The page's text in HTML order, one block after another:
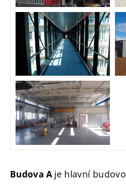
Budova A je hlavní